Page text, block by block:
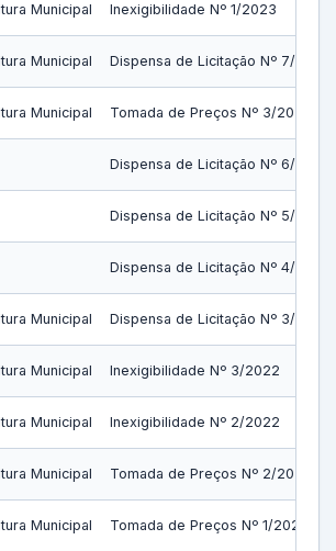
Municipal Inexigibilidade Nº 1/2023
Municipal Dispensa de Licitação Nº 7/2022
Municipal Tomada de Preços Nº 3/2022
Dispensa de Licitação Nº 6/2022
Dispensa de Licitação Nº 5/2022
Dispensa de Licitação Nº 4/2022
Municipal Dispensa de Licitação Nº 3/2022
Municipal Inexigibilidade Nº 3/2022
Municipal Inexigibilidade Nº 2/2022
Municipal Tomada de Preços Nº 2/2022
Municipal Tomada de Preços Nº 1/2022